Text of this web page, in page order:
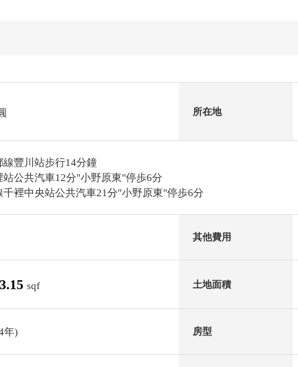
所在地
線豐川站步行14分鐘
站公共汽車12分"小野原東"停歩6分
裡中央站公共汽車21分"小野原東"停歩6分
其他費用
sqf 土地面積
年) 房型